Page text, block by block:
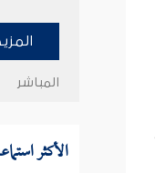
المباشر
الأكثر